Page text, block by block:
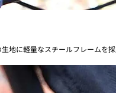
地に軽量なスチールフレームを採